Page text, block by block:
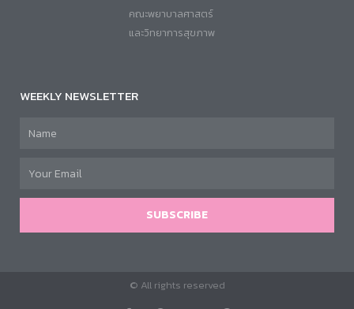
คณะพยาบาลศาสตร์
และวิทยาการสุขภาพ
WEEKLY NEWSLETTER
SUBSCRIBE
© All rights reserved